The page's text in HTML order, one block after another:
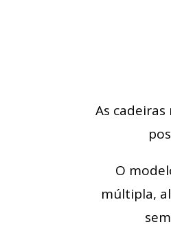
As
O
múltipla,